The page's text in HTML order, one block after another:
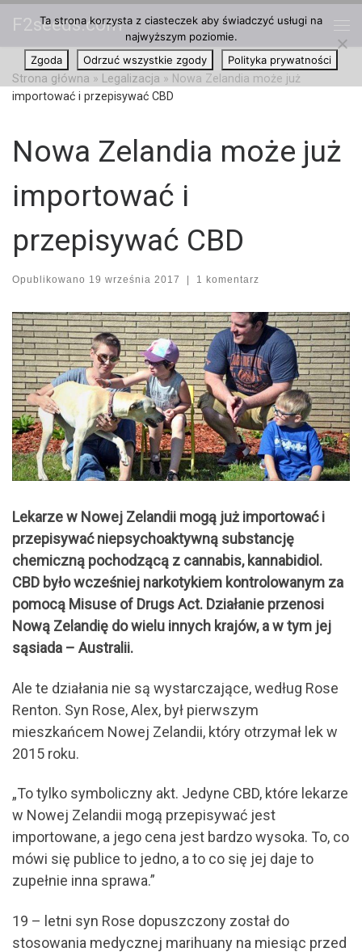
Przejdź do treści
F2seeds.com
Strona główna » Legalizacja » Nowa Zelandia może już
importować i przepisywać CBD
Nowa Zelandia może już
importować i
przepisywać CBD
Opublikowano 19 września 2017 | 1 komentarz
Lekarze w Nowej Zelandii mogą już importować i
przepisywać niepsychoaktywną substancję
chemiczną pochodzącą z cannabis, kannabidiol.
CBD było wcześniej narkotykiem kontrolowanym za
pomocą Misuse of Drugs Act. Działanie przenosi
Nową Zelandię do wielu innych krajów, a w tym jej
sąsiada – Australii.
Ale te działania nie są wystarczające, według Rose
Renton. Syn Rose, Alex, był pierwszym
mieszkańcem Nowej Zelandii, który otrzymał lek w
2015 roku.
„To tylko symboliczny akt. Jedyne CBD, które lekarze
w Nowej Zelandii mogą przepisywać jest
importowane, a jego cena jest bardzo wysoka. To, co
mówi się publice to jedno, a to co się jej daje to
zupełnie inna sprawa.”
19 – letni syn Rose dopuszczony został do
stosowania medycznej marihuany na miesiąc przed
Ta strona korzysta z ciasteczek aby świadczyć usługi na
najwyższym poziomie.
Zgoda
Odrzuć wszystkie zgody Polityka prywatności